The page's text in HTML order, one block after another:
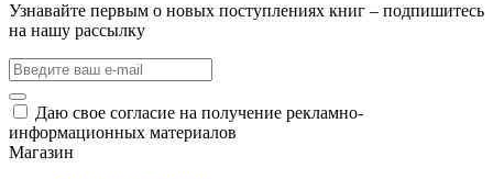
Узнавайте первым о новых поступлениях книг – подпишитесь
на нашу рассылку
Даю свое согласие на получение рекламно-
информационных материалов
Магазин